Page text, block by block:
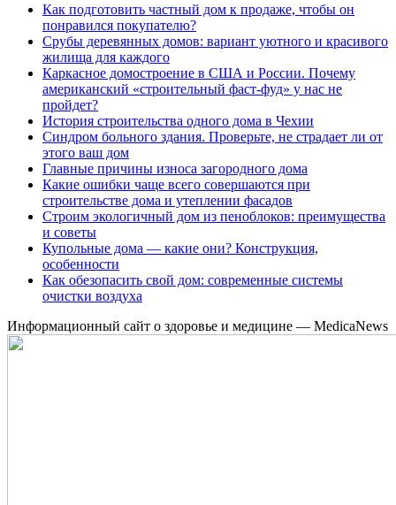
Как подготовить частный дом к продаже, чтобы он
понравился покупателю?
Срубы деревянных домов: вариант уютного и красивого
жилища для каждого
Каркасное домостроение в США и России. Почему
американский «строительный фаст-фуд» у нас не
пройдет?
История строительства одного дома в Чехии
Синдром больного здания. Проверьте, не страдает ли от
этого ваш дом
Главные причины износа загородного дома
Какие ошибки чаще всего совершаются при
строительстве дома и утеплении фасадов
Строим экологичный дом из пеноблоков: преимущества
и советы
Купольные дома — какие они? Конструкция,
особенности
Как обезопасить свой дом: современные системы
очистки воздуха
Информационный сайт о здоровье и медицине — MedicaNews